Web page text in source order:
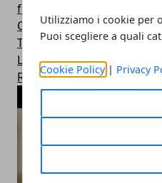
Utilizziamo i cookie per
Puoi scegliere a quali
Cookie Policy| Privacy
featured
Cinema e Fumetti
Top Ten
Linux
Real Kitchen